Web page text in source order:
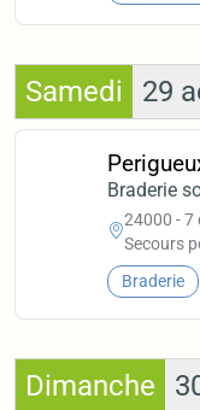
Samedi 29
Braderie
24000 - 7
Secours
Braderie
Dimanche